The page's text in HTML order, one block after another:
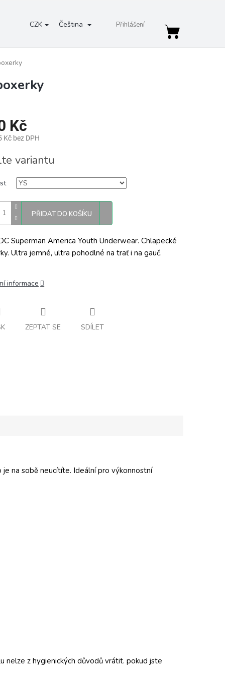
CZK Čeština Přihlášení
Nákupní
Kč
Kč bez DPH
variantu
PŘIDAT DO KOŠÍKU
Superman America Youth Underwear. Chlapecké
Ultra jemné, ultra pohodlné na trať i na gauč.
informace
ZEPTAT SE SDÍLET
na sobě neucítíte. Ideální pro výkonnostní
nelze z hygienických důvodů vrátit. pokud jste